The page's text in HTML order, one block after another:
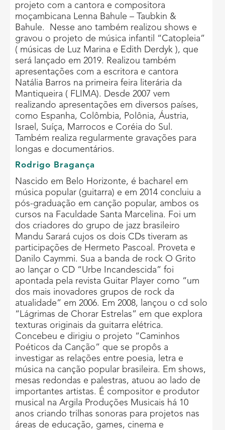
projeto com a cantora e compositora
moçambicana Lenna Bahule – Taubkin &
Bahule. Nesse ano também realizou shows e
gravou o projeto de música infantil “Catopleia”
( músicas de Luz Marina e Edith Derdyk ), que
será lançado em 2019. Realizou também
apresentações com a escritora e cantora
Natália Barros na primeira feira literária da
Mantiqueira ( FLIMA). Desde 2007 vem
realizando apresentações em diversos países,
como Espanha, Colômbia, Polônia, Áustria,
Israel, Suíça, Marrocos e Coréia do Sul.
Também realiza regularmente gravações para
longas e documentários.
Rodrigo Bragança
Nascido em Belo Horizonte, é bacharel em
música popular (guitarra) e em 2014 concluiu a
pós-graduação em canção popular, ambos os
cursos na Faculdade Santa Marcelina. Foi um
dos criadores do grupo de jazz brasileiro
Mandu Sarará cujos os dois CDs tiveram as
participações de Hermeto Pascoal. Proveta e
Danilo Caymmi. Sua a banda de rock O Grito
ao lançar o CD “Urbe Incandescida” foi
apontada pela revista Guitar Player como “um
dos mais inovadores grupos de rock da
atualidade” em 2006. Em 2008, lançou o cd solo
“Lágrimas de Chorar Estrelas” em que explora
texturas originais da guitarra elétrica.
Concebeu e dirigiu o projeto “Caminhos
Poéticos da Canção” que se propôs a
investigar as relações entre poesia, letra e
música na canção popular brasileira. Em shows,
mesas redondas e palestras, atuou ao lado de
importantes artistas. É compositor e produtor
musical na Argila Produções Musicais há 10
anos criando trilhas sonoras para projetos nas
áreas de educação, games, cinema e